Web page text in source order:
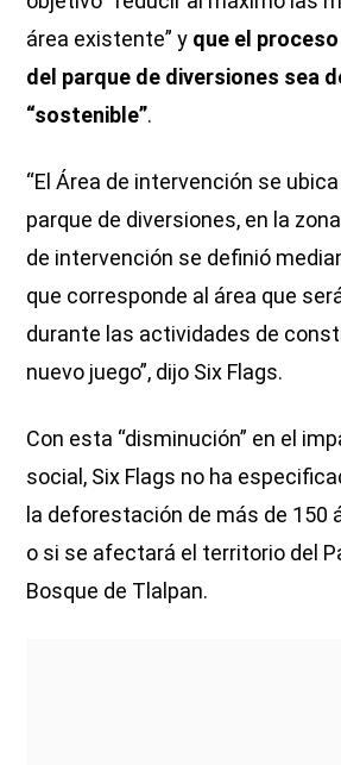
área existente” y que el
del parque de diversiones sea
“sostenible”.
“El Área de intervención se
parque de diversiones, en la
de intervención se definió
que corresponde al área que
durante las actividades de
nuevo juego”, dijo Six Flags.
Con esta “disminución” en el
social, Six Flags no ha
la deforestación de más de 150
o si se afectará el territorio del
Bosque de Tlalpan.